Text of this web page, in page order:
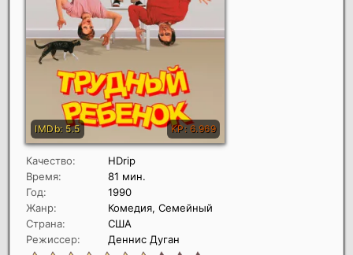
Качество:
HDrip
Время:
81 мин.
Год:
1990
Жанр:
Комедия, Семейный
Страна:
США
Режиссер:
Деннис Дуган